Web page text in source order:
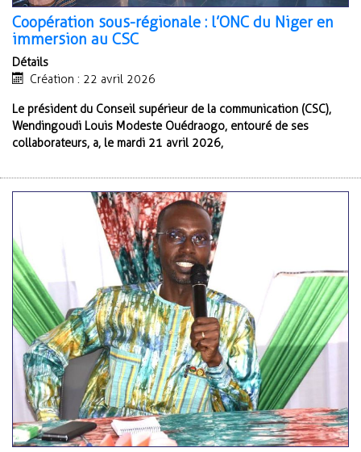
Coopération sous-régionale : l’ONC du Niger en
immersion au CSC
Détails
Création : 22 avril 2026
Le président du Conseil supérieur de la communication (CSC),
Wendingoudi Louis Modeste Ouédraogo, entouré de ses
collaborateurs, a, le mardi 21 avril 2026,